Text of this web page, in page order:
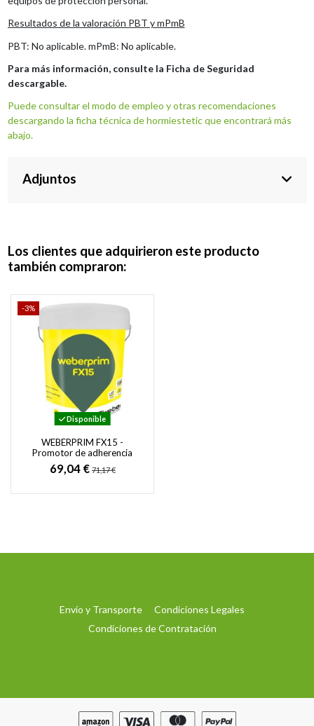
Resultados de la valoración PBT y mPmB
PBT: No aplicable. mPmB: No aplicable.
Para más información, consulte la Ficha de Seguridad
descargable.
Puede consultar el modo de empleo y otras recomendaciones
descargando la ficha técnica de hormiestetic que encontrará más
abajo.
Adjuntos
Los clientes que adquirieron este producto
también compraron:
-3%
Disponible
WEBERPRIM FX15 -
Promotor de adherencia
para soportes no porosos
69,04 € 71,17 €
Envío y Transporte
Condiciones Legales
Condiciones de Contratación